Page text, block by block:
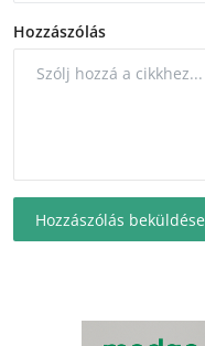
Hozzászólás
Hozzászólás beküldése